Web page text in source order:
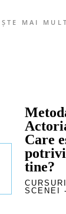
MAI MULT
Care
tine?
CURSURI
SCENEI